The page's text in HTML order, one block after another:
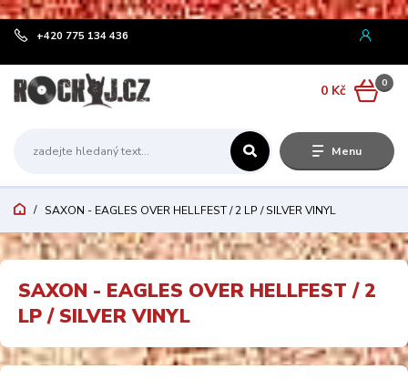
¨
Menu
+420 775 134 436
0
0 Kč
SAXON - EAGLES OVER HELLFEST / 2 LP / SILVER VINYL
SAXON - EAGLES OVER HELLFEST / 2
LP / SILVER VINYL